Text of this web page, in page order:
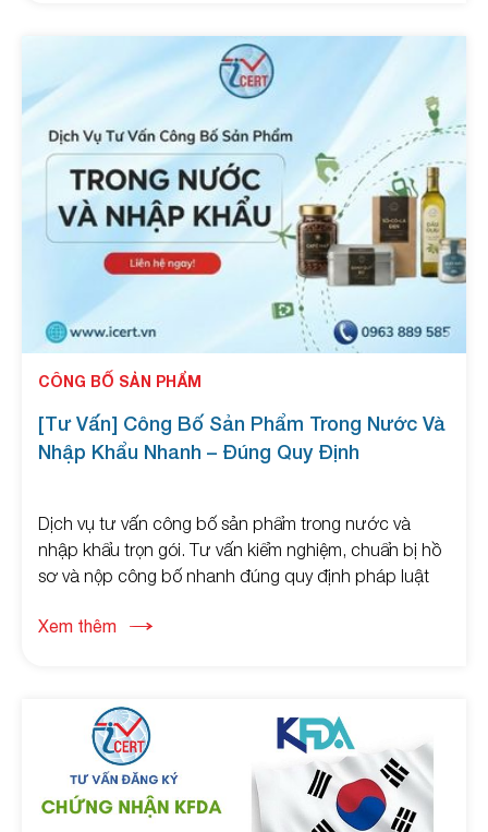
CÔNG BỐ SẢN PHẨM
[Tư Vấn] Công Bố Sản Phẩm Trong Nước Và
Nhập Khẩu Nhanh – Đúng Quy Định
Dịch vụ tư vấn công bố sản phẩm trong nước và
nhập khẩu trọn gói. Tư vấn kiểm nghiệm, chuẩn bị hồ
sơ và nộp công bố nhanh đúng quy định pháp luật
Xem thêm